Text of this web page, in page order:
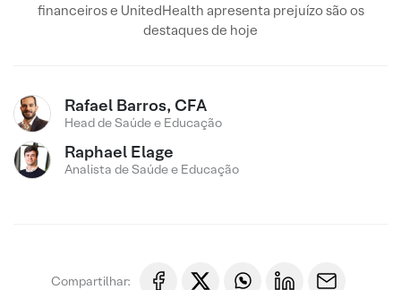
financeiros e UnitedHealth apresenta prejuízo são os
destaques de hoje
Rafael Barros, CFA
Head de Saúde e Educação
Raphael Elage
Analista de Saúde e Educação
Compartilhar: